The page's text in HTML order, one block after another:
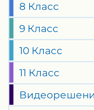
8 Класс
9 Класс
10 Класс
11 Класс